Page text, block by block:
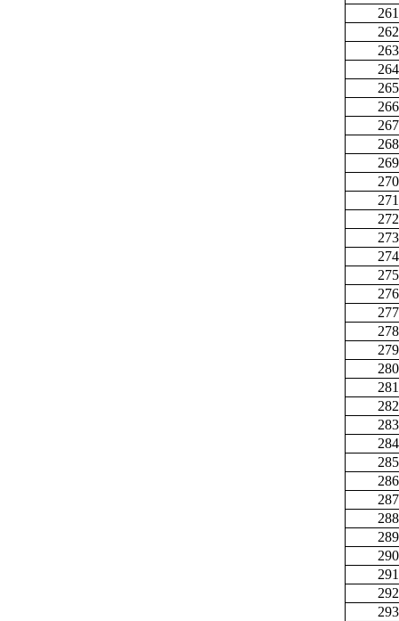
261
262
263
264
265
266
267
268
269
270
271
272
273
274
275
276
277
278
279
280
281
282
283
284
285
286
287
288
289
290
291
292
293